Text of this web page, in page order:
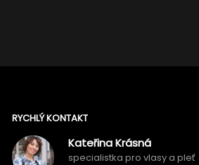
RYCHLÝ KONTAKT
Kateřina Krásná
specialistka pro vlasy a pleť